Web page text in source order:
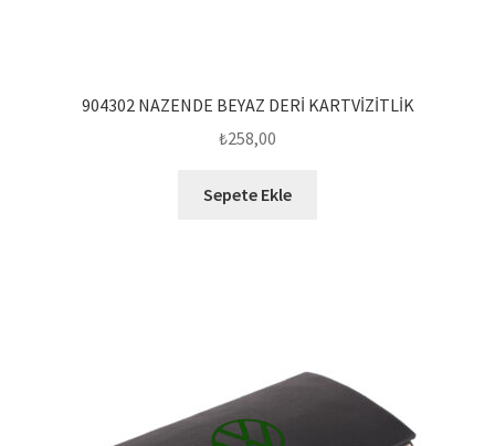
904302 NAZENDE BEYAZ DERİ KARTVİZİTLİK
₺258,00
Sepete Ekle